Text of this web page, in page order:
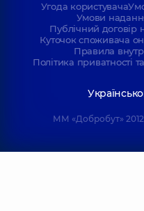
Угода користувача
Умови
Публічний договір
Куточок споживача
Правила
Політика приватності
ММ «Добробут» 2012